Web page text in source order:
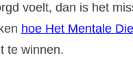
voelt, dan is het
hoe Het Mentale
te winnen.